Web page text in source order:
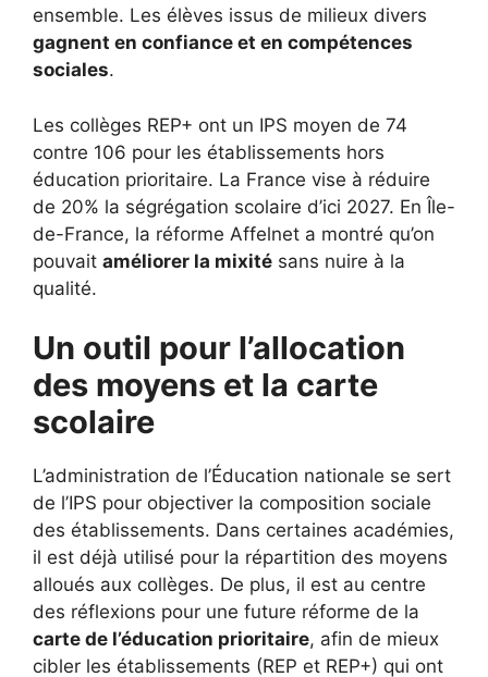
ensemble. Les élèves issus de milieux divers
gagnent en confiance et en compétences
sociales.
Les collèges REP+ ont un IPS moyen de 74
contre 106 pour les établissements hors
éducation prioritaire. La France vise à réduire
de 20% la ségrégation scolaire d’ici 2027. En Île-
de-France, la réforme Affelnet a montré qu’on
pouvait améliorer la mixité sans nuire à la
qualité.
Un outil pour l’allocation
des moyens et la carte
scolaire
L’administration de l’Éducation nationale se sert
de l’IPS pour objectiver la composition sociale
des établissements. Dans certaines académies,
il est déjà utilisé pour la répartition des moyens
alloués aux collèges. De plus, il est au centre
des réflexions pour une future réforme de la
carte de l’éducation prioritaire, afin de mieux
cibler les établissements (REP et REP+) qui ont